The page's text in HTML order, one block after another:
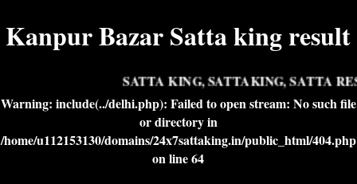
Kanpur Bazar Satta king result
SATTA KING, SATTAKING, SATTA
Warning: include(../delhi.php): Failed to open stream: No such file
or directory in
/home/u112153130/domains/24x7sattaking.in/public_html/404.php
on line64